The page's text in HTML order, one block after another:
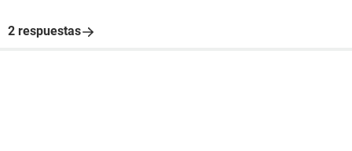
2 respuestas